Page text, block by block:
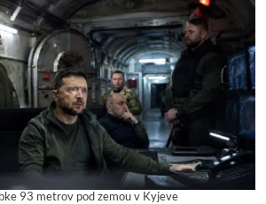
93 metrov pod zemou v Kyjeve